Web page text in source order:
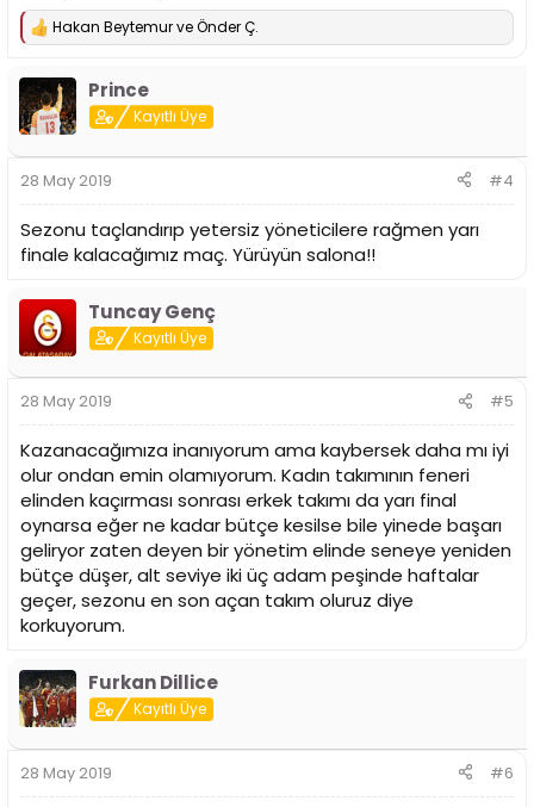
T
p
k
i
l
:
Hakan BeytemurveÖnder Ç.
Prince
Kayıtlı Üye
28 May 2019 #4
Sezonu taçlandırıp yetersiz yöneticilere rağmen yarı
finale kalacağımız maç. Yürüyün salona!!
Tuncay Genç
Kayıtlı Üye
28 May 2019 #5
Kazanacağımıza inanıyorum ama kaybersek daha mı iyi
olur ondan emin olamıyorum. Kadın takımının feneri
elinden kaçırması sonrası erkek takımı da yarı final
oynarsa eğer ne kadar bütçe kesilse bile yinede başarı
geliryor zaten deyen bir yönetim elinde seneye yeniden
bütçe düşer, alt seviye iki üç adam peşinde haftalar
geçer, sezonu en son açan takım oluruz diye
korkuyorum.
Furkan Dillice
Kayıtlı Üye
28 May 2019 #6